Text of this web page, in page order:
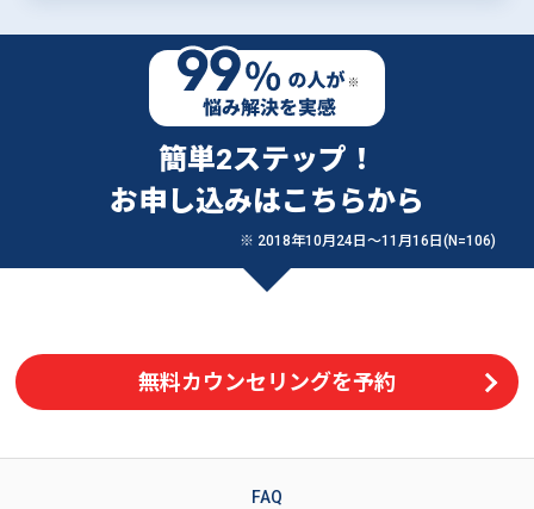
簡単2ステップ！
お申し込みはこちらから
※ 2018年10月24日〜11月16日(N=106)
無料カウンセリングを予約
FAQ